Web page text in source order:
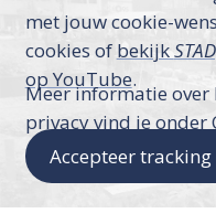
met jouw cookie-
cookies of bekijk
op YouTube.
Meer informatie
privacy vind je onder
Accepteer tracking